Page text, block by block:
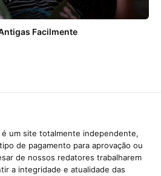
Facilmente
é um site totalmente independente,
de pagamento para aprovação ou
de nossos redatores trabalharem
a integridade e atualidade das